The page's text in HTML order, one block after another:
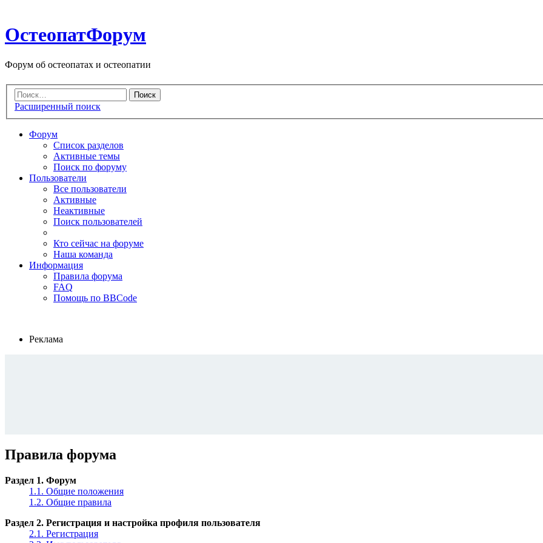
ОстеопатФорум
Форум об остеопатах и остеопатии
Расширенный поиск
Форум
Список разделов
Активные темы
Поиск по форуму
Пользователи
Все пользователи
Активные
Неактивные
Поиск пользователей
Кто сейчас на форуме
Наша команда
Информация
Правила форума
FAQ
Помощь по BBCode
Реклама
Правила форума
Раздел 1. Форум
1.1. Общие положения
1.2. Общие правила
Раздел 2. Регистрация и настройка профиля пользователя
2.1. Регистрация